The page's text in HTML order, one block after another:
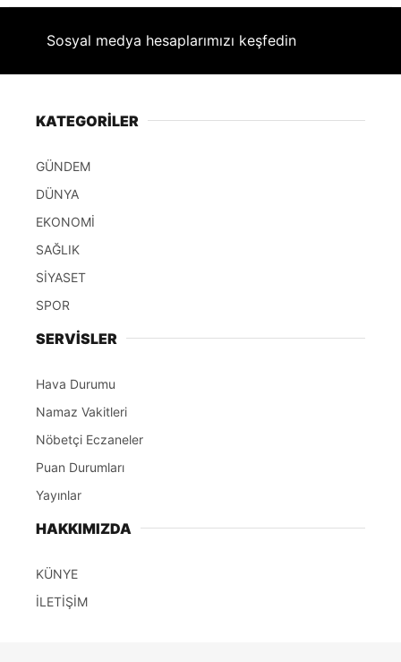
Sosyal medya hesaplarımızı keşfedin
KATEGORİLER
GÜNDEM
DÜNYA
EKONOMİ
SAĞLIK
SİYASET
SPOR
SERVİSLER
Hava Durumu
Namaz Vakitleri
Nöbetçi Eczaneler
Puan Durumları
Yayınlar
HAKKIMIZDA
KÜNYE
İLETİŞİM